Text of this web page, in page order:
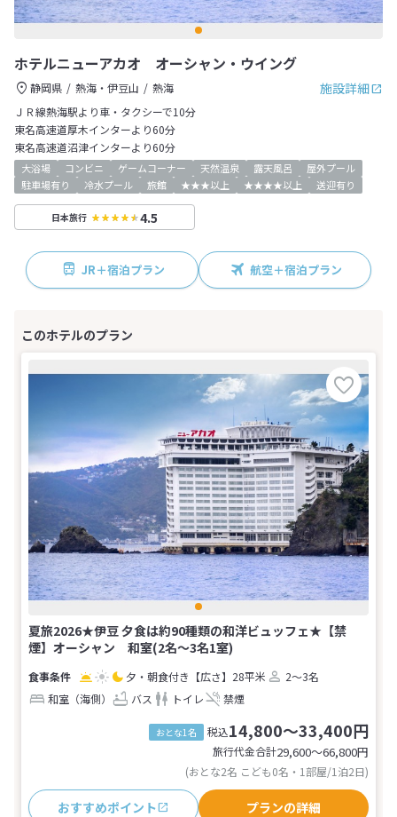
ホテルニューアカオ オーシャン・ウイング
施設詳細
静岡県 熱海・伊豆山
熱海
ＪＲ線熱海駅より車・タクシーで10分
東名高速道厚木インターより60分
東名高速道沼津インターより60分
大浴場 コンビニ ゲームコーナー 天然温泉 露天風呂
屋外プール
駐車場有り
冷水プール 旅館 ★★★以上 ★★★★以上 送迎有り
日本旅行 4.5
JR＋宿泊プラン 航空＋宿泊プラン
夏旅2026★伊豆 夕食は約90種類の和洋ビュッフェ★【禁
煙】オーシャン 和室(2名～3名1室)
夕・朝食付き 【広さ】28平米
2～3名
和室（海側）
バス トイレ 禁煙
おとな1名 税込14,800～33,400円
旅行代金合計29,600〜66,800円
(おとな2名 こども0名・1部屋/1泊2日)
おすすめポイント プランの詳細